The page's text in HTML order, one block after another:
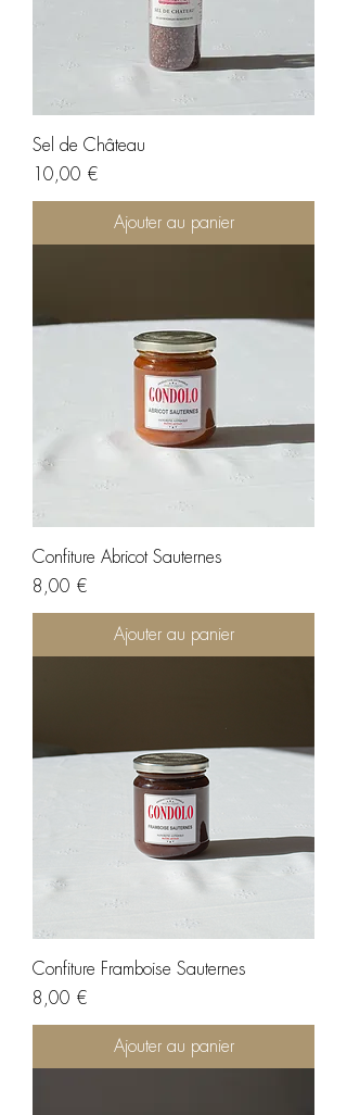
Sel de Château
Prix
10,00 €
Ajouter au panier
Confiture Abricot Sauternes
Prix
8,00 €
Ajouter au panier
Confiture Framboise Sauternes
Prix
8,00 €
Ajouter au panier